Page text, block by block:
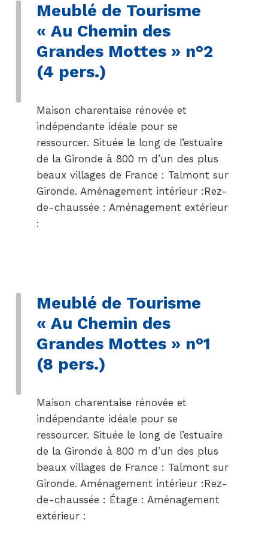
Meublé de Tourisme
« Au Chemin des
Grandes Mottes » n°2
(4 pers.)
Maison charentaise rénovée et
indépendante idéale pour se
ressourcer. Située le long de l’estuaire
de la Gironde à 800 m d’un des plus
beaux villages de France : Talmont sur
Gironde. Aménagement intérieur :Rez-
de-chaussée : Aménagement extérieur
:
Meublé de Tourisme
« Au Chemin des
Grandes Mottes » n°1
(8 pers.)
Maison charentaise rénovée et
indépendante idéale pour se
ressourcer. Située le long de l’estuaire
de la Gironde à 800 m d’un des plus
beaux villages de France : Talmont sur
Gironde. Aménagement intérieur :Rez-
de-chaussée : Étage : Aménagement
extérieur :